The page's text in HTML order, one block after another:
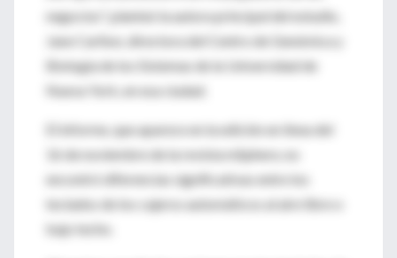
negocios", planteó la autora principal del estudio,
Jane Carlton, directora del Centro de Genómica y
Biología de los Sistemas de la Universidad de
Nueva York, en esa ciudad.
El informe, que aparece en la edición en línea del
16 de noviembre de la revista mSphere, no
encontró diferencias significativas entre los
teclados de los cajeros automáticos al aire libre o
bajo techo.